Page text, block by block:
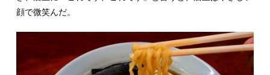
顔で微笑んだ。